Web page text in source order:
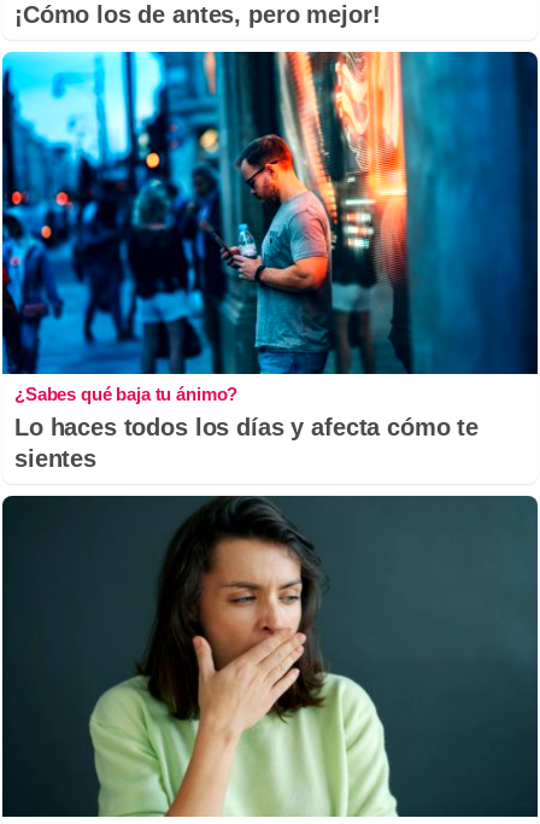
¡Cómo los de antes, pero mejor!
¿Sabes qué baja tu ánimo?
Lo haces todos los días y afecta cómo te
sientes